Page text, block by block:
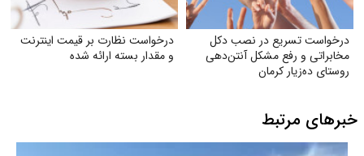
درخواست تسریع در نصب دکل
مخابراتی و رفع مشکل آنتن‌دهی
روستای ده‌زیار کرمان
درخواست نظارت بر قیمت اینترنت
و مقدار بسته ارائه شده
خبرهای مرتبط